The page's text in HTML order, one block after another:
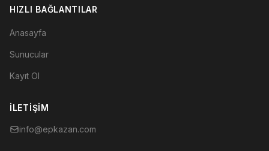
HIZLI BAĞLANTILAR
Anasayfa
Sunucular
Kayıt Ol
İLETIŞIM
info@epkazan.com